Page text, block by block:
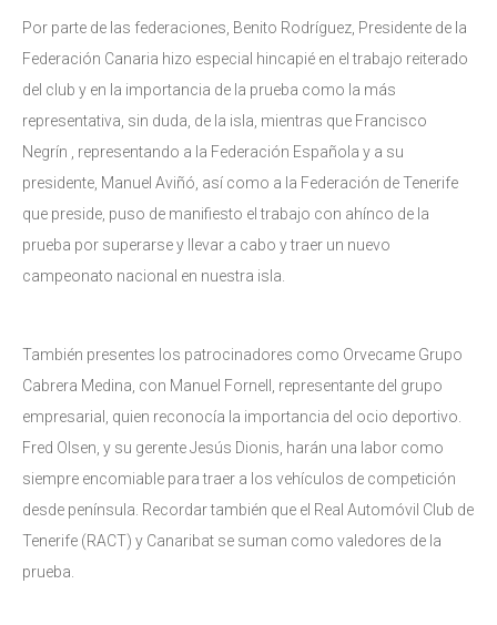
Por parte de las federaciones, Benito Rodríguez, Presidente de la
Federación Canaria hizo especial hincapié en el trabajo reiterado
del club y en la importancia de la prueba como la más
representativa, sin duda, de la isla, mientras que Francisco
Negrín , representando a la Federación Española y a su
presidente, Manuel Aviñó, así como a la Federación de Tenerife
que preside, puso de manifiesto el trabajo con ahínco de la
prueba por superarse y llevar a cabo y traer un nuevo
campeonato nacional en nuestra isla.
También presentes los patrocinadores como Orvecame Grupo
Cabrera Medina, con Manuel Fornell, representante del grupo
empresarial, quien reconocía la importancia del ocio deportivo.
Fred Olsen, y su gerente Jesús Dionis, harán una labor como
siempre encomiable para traer a los vehículos de competición
desde península. Recordar también que el Real Automóvil Club de
Tenerife (RACT) y Canaribat se suman como valedores de la
prueba.